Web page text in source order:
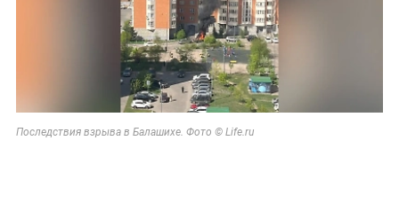
Последствия взрыва в Балашихе. Фото © Life.ru